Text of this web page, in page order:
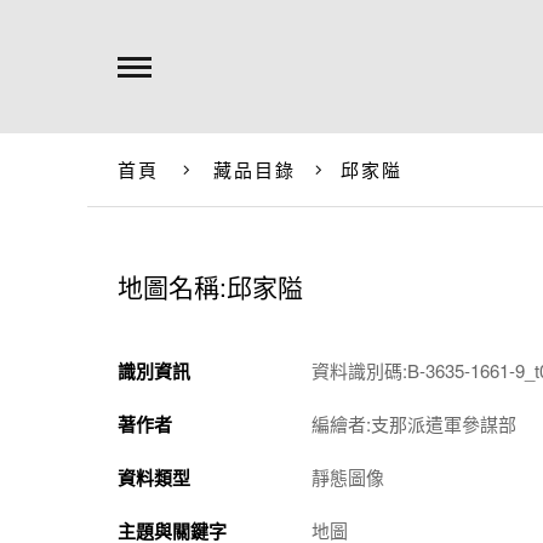
首頁 藏品目錄 邱家隘
地圖名稱:邱家隘
識別資訊 資料識別碼:B-3635-1661-
著作者 編繪者:支那派遣軍參謀部
資料類型 靜態圖像
主題與關鍵字 地圖